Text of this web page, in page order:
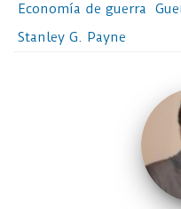
Economía de guerra
Stanley G. Payne